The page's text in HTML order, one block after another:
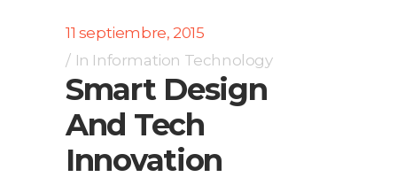
11 septiembre, 2015
In Information Technology
Smart Design
And Tech
Innovation